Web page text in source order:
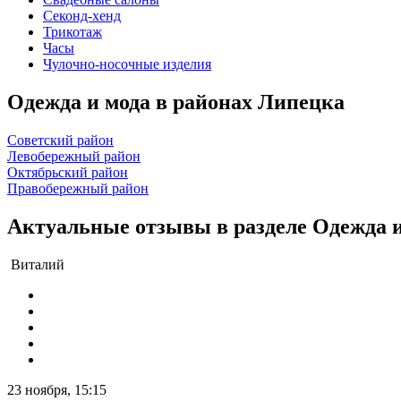
Секонд-хенд
Трикотаж
Часы
Чулочно-носочные изделия
Одежда и мода в районах Липецка
Советский район
Левобережный район
Октябрьский район
Правобережный район
Актуальные отзывы в разделе Одежда
Виталий
23 ноября, 15:15